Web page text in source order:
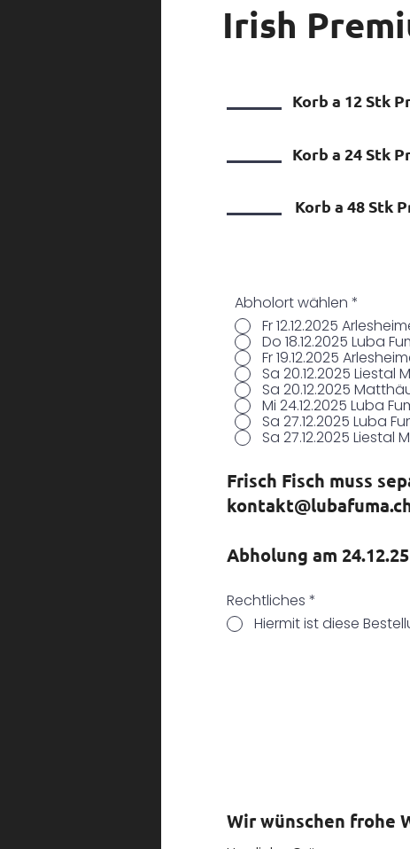
Irish
Korb a 12 Stk
Korb a 24 Stk
Korb a 48 Stk
Abholort wählen *
Fr 12.12.2025
Do 18.12.2025 Luba
Fr 19.12.2025
Sa 20.12.2025 Liestal
Sa 20.12.2025
Mi 24.12.2025 Luba
Sa 27.12.2025 Luba
Sa 27.12.2025 Liestal
Frisch Fisch muss
Abholung am
Rechtliches *
Hiermit ist diese
Wir wünschen frohe